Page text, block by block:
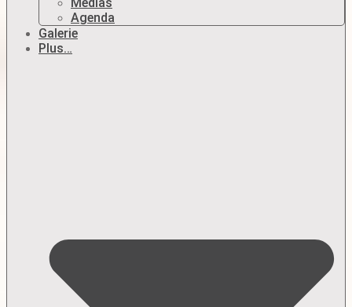
Médias
Agenda
Galerie
Plus…